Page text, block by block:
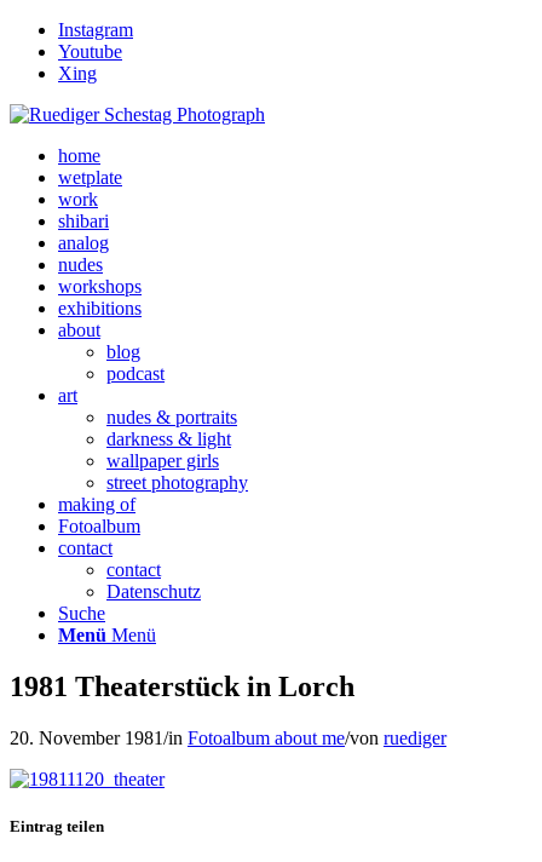
Instagram
Youtube
Xing
home
wetplate
work
shibari
analog
nudes
workshops
exhibitions
about
blog
podcast
art
nudes & portraits
darkness & light
wallpaper girls
street photography
making of
Fotoalbum
contact
contact
Datenschutz
Suche
Menü Menü
1981 Theaterstück in Lorch
20. November 1981/in Fotoalbum about me/von ruediger
Eintrag teilen